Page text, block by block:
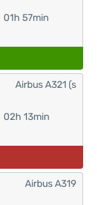
01h 57min
02h 13min
Airbus A321 (s
Airbus A319